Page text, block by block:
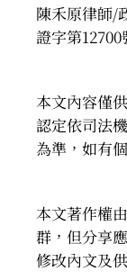
陳禾原律師/
證字第12700
本文內容僅
認定依司法
為準，如有
本文著作權
群，但分享
修改內文及